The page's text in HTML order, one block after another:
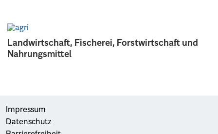
Landwirtschaft, Fischerei, Forstwirtschaft und
Nahrungsmittel
Impressum
Datenschutz